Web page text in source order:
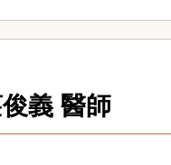
義 醫師